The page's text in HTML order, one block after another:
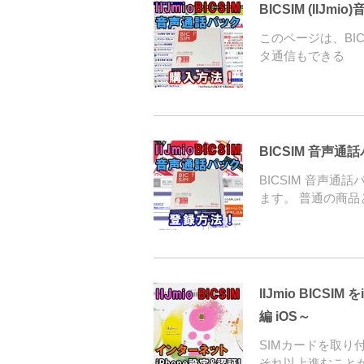
BICSIM (IIJmio)
このページは、
タ通信もできる
BICSIM 音声通
BICSIM 音声通話
ます。 普通の商品
IIJmio BICSIM
編 iOS～
SIMカードを取り